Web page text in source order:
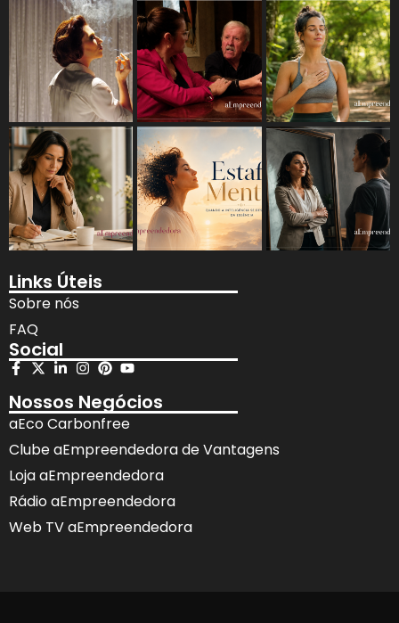
Links Úteis
Sobre nós
FAQ
Social
Nossos Negócios
aEco Carbonfree
Clube aEmpreendedora de Vantagens
Loja aEmpreendedora
Rádio aEmpreendedora
Web TV aEmpreendedora